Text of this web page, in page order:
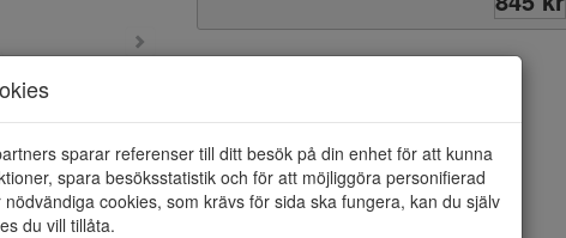
sparar referenser till ditt besök på din enhet för att kunna
spara besöksstatistik och för att möjliggöra personifierad
cookies, som krävs för sida ska fungera, kan du själv
du vill tillåta.